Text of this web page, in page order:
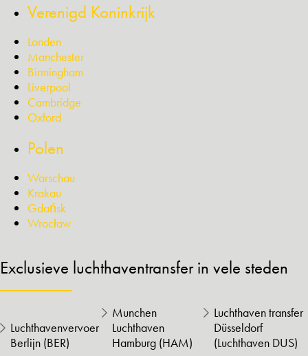
Verenigd Koninkrijk
Londen
Manchester
Birmingham
Liverpool
Cambridge
Oxford
Polen
Warschau
Krakau
Gdańsk
Wrocław
Exclusieve luchthaventransfer in vele steden
Luchthavenvervoer
Berlijn (BER)
Munchen
Luchthaven
Hamburg (HAM)
Luchthaven transfer
Düsseldorf
(Luchthaven DUS)